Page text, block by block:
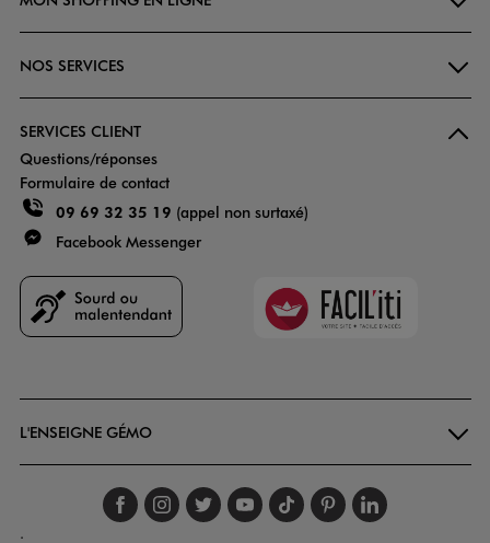
NOS SERVICES
SERVICES CLIENT
Questions/réponses
Formulaire de contact
09 69 32 35 19 (appel non surtaxé)
Facebook Messenger
Faciliti
L'ENSEIGNE GÉMO
Suivez-nous sur
Suivez-nous sur
Suivez-nous sur
Suivez-nous
Suivez-nous
Suivez-
.